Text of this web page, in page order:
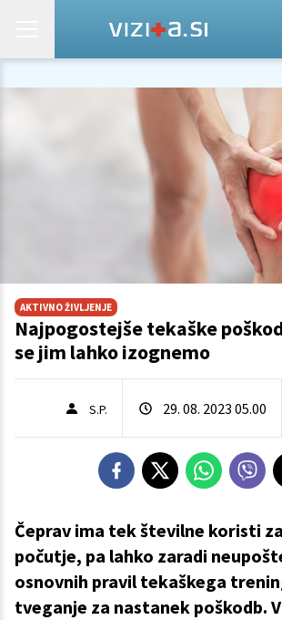
AKTIVNO ŽIVLJENJE
Najpogostejše tekaške
se jim lahko izognemo
S.P. 29. 08. 2023 05.00
Čeprav ima tek številne koristi
počutje, pa lahko zaradi
osnovnih pravil tekaškega
tveganje za nastanek poškodb.